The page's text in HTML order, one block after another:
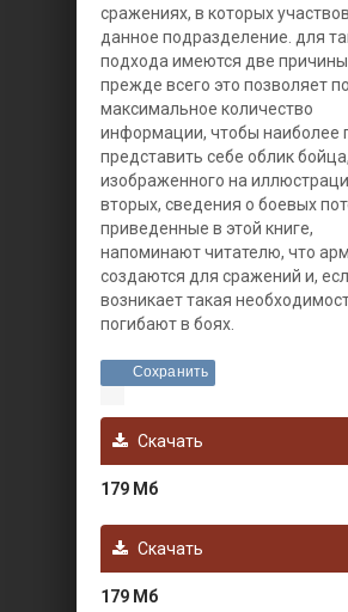
сражениях, в которых
данное подразделение. для
подхода имеются две причины.
прежде всего это позволяет
максимальное количество
информации, чтобы наиболее
представить себе облик бойца,
изображенного на
вторых, сведения о боевых
приведенные в этой книге,
напоминают читателю, что
создаются для сражений и,
возникает такая
погибают в боях.
Сохранить
Скачать
179 Мб
Скачать
179 Мб